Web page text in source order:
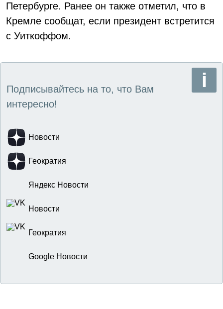
Петербурге. Ранее он также отметил, что в
Кремле сообщат, если президент встретится
с Уиткоффом.
Подписывайтесь на то, что Вам
интересно!
Новости
Геократия
Яндекс Новости
Новости
Геократия
Google Новости